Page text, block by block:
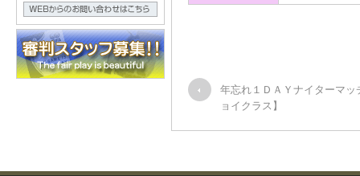
年忘れ１ＤＡＹナイターマッ
ョイクラス】